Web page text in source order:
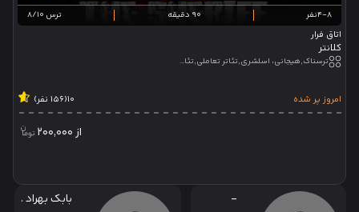
4-8نفر 90 دقیقه ترس 8/10
اتاق فرار
کلانتر
ترسناک,هیجانی، اسلشری,تئاتر تعاملی,تئاتر نمایشی
امروز پر شده 10(156 نفر)
از200,000
- بابک بهراد .